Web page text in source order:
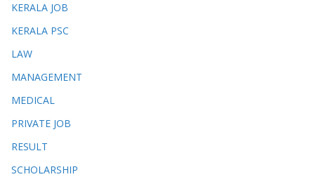
KERALA JOB
KERALA PSC
LAW
MANAGEMENT
MEDICAL
PRIVATE JOB
RESULT
SCHOLARSHIP